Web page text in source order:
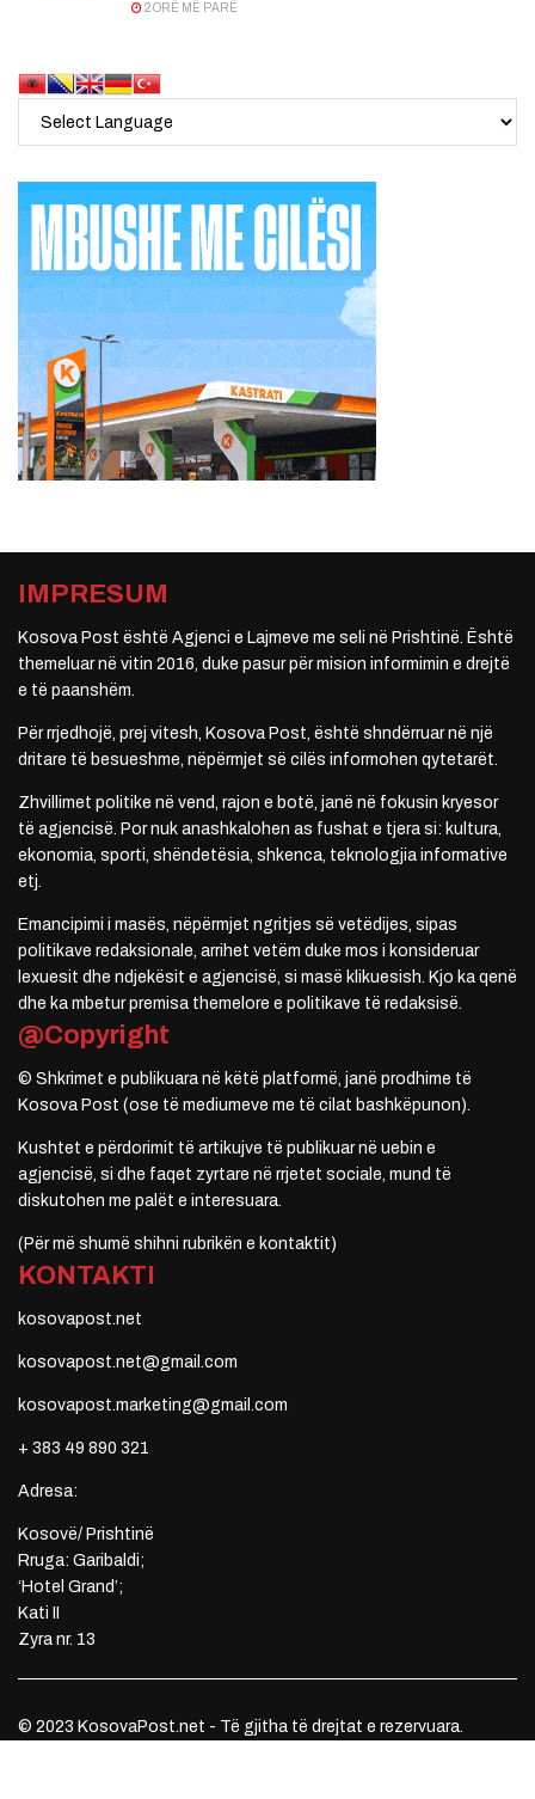
2 ORË MË PARË
IMPRESUM
Kosova Post është Agjenci e Lajmeve me seli në Prishtinë. Është
themeluar në vitin 2016, duke pasur për mision informimin e drejtë
e të paanshëm.
Për rrjedhojë, prej vitesh, Kosova Post, është shndërruar në një
dritare të besueshme, nëpërmjet së cilës informohen qytetarët.
Zhvillimet politike në vend, rajon e botë, janë në fokusin kryesor
të agjencisë. Por nuk anashkalohen as fushat e tjera si: kultura,
ekonomia, sporti, shëndetësia, shkenca, teknologjia informative
etj.
Emancipimi i masës, nëpërmjet ngritjes së vetëdijes, sipas
politikave redaksionale, arrihet vetëm duke mos i konsideruar
lexuesit dhe ndjekësit e agjencisë, si masë klikuesish. Kjo ka qenë
dhe ka mbetur premisa themelore e politikave të redaksisë.
@Copyright
© Shkrimet e publikuara në këtë platformë, janë prodhime të
Kosova Post (ose të mediumeve me të cilat bashkëpunon).
Kushtet e përdorimit të artikujve të publikuar në uebin e
agjencisë, si dhe faqet zyrtare në rrjetet sociale, mund të
diskutohen me palët e interesuara.
(Për më shumë shihni rubrikën e kontaktit)
KONTAKTI
kosovapost.net
kosovapost.net@gmail.com
kosovapost.marketing@gmail.com
+ 383 49 890 321
Adresa:
Kosovë/ Prishtinë
Rruga: Garibaldi;
‘Hotel Grand’;
Kati II
Zyra nr. 13
© 2023 KosovaPost.net - Të gjitha të drejtat e rezervuara.